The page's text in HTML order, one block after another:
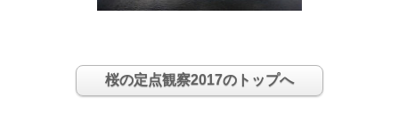
桜の定点観察2017のトップへ